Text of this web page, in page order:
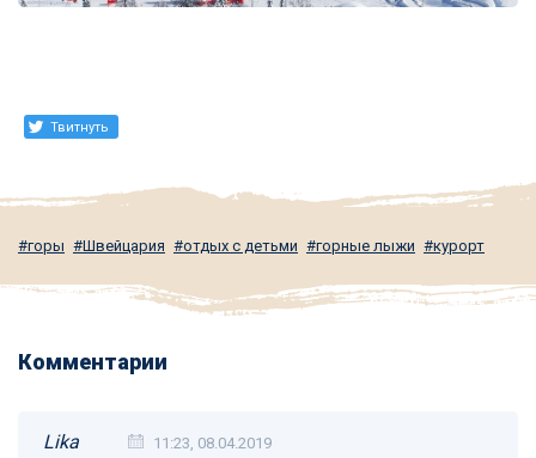
Твитнуть
горы Швейцария отдых с детьми горные лыжи курорт
Комментарии
Lika 11:23, 08.04.2019